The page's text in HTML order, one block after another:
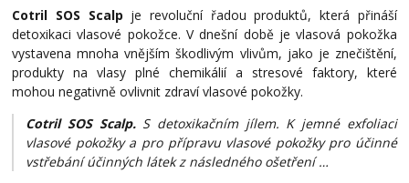
Cotril SOS Scalp je revoluční řadou produktů, která přináší
detoxikaci vlasové pokožce. V dnešní době je vlasová pokožka
vystavena mnoha vnějším škodlivým vlivům, jako je znečištění,
produkty na vlasy plné chemikálií a stresové faktory, které
mohou negativně ovlivnit zdraví vlasové pokožky.
Cotril SOS Scalp. S detoxikačním jílem. K jemné exfoliaci
vlasové pokožky a pro přípravu vlasové pokožky pro účinné
vstřebání účinných látek z následného ošetření …